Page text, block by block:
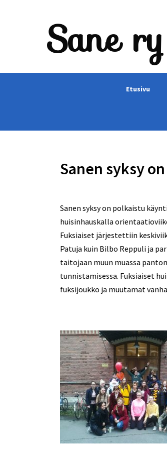
Sane ry
Etusivu
Sanen syksy
Sanen syksy on polkaistu
huisinhauskalla
Fuksiaiset järjestettiin
Patuja kuin Bilbo Reppuli ja
taitojaan muun muassa
tunnistamisessa. Fuksiaiset
fuksijoukko ja muutamat